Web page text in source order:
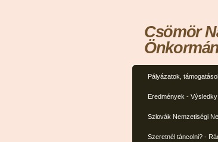
Pályázatok,
Eredmények - Výsledky
Szlovák Nemzetiségi
Szeretnél táncolni? -
Csömör